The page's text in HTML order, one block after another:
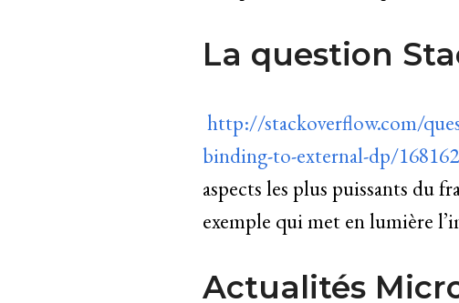
La question
http://stackoverflow.com/
binding-to-external-dp/
aspects les plus puissants du
exemple qui met en lumière
Actualités